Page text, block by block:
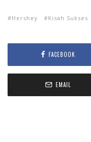
Hershey Kisah Sukses
FACEBOOK
EMAIL